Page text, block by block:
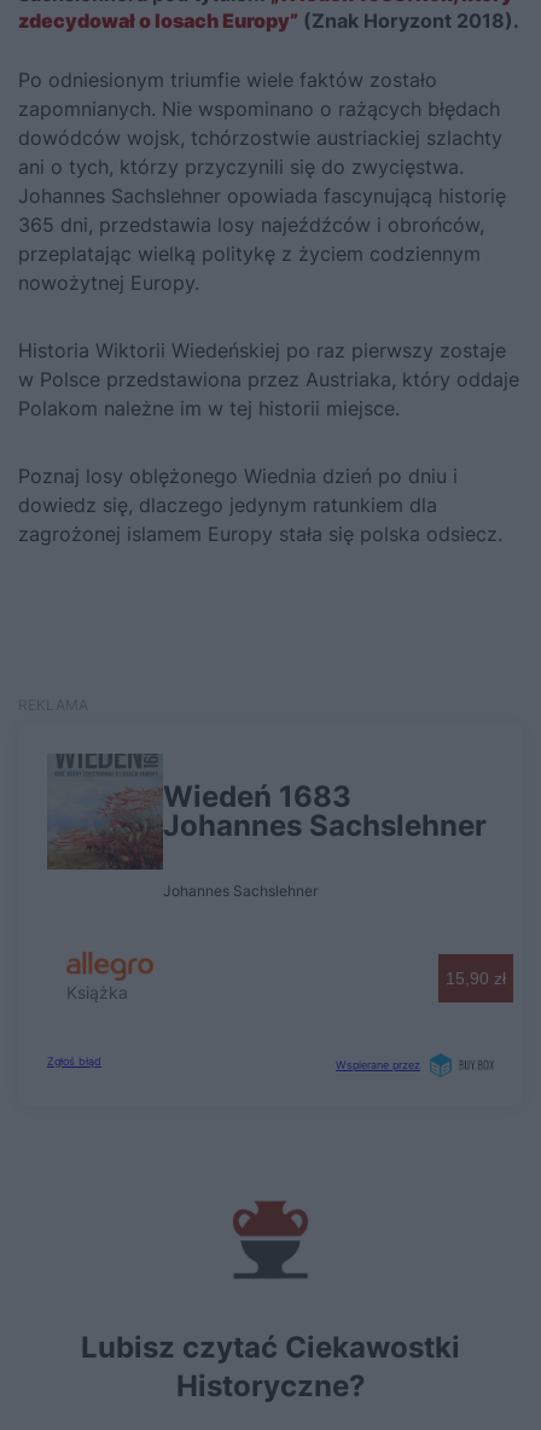
zdecydował o losach Europy” (Znak Horyzont 2018).
Po odniesionym triumfie wiele faktów zostało
zapomnianych. Nie wspominano o rażących błędach
dowódców wojsk, tchórzostwie austriackiej szlachty
ani o tych, którzy przyczynili się do zwycięstwa.
Johannes Sachslehner opowiada fascynującą historię
365 dni, przedstawia losy najeźdźców i obrońców,
przeplatając wielką politykę z życiem codziennym
nowożytnej Europy.
Historia Wiktorii Wiedeńskiej po raz pierwszy zostaje
w Polsce przedstawiona przez Austriaka, który oddaje
Polakom należne im w tej historii miejsce.
Poznaj losy oblężonego Wiednia dzień po dniu i
dowiedz się, dlaczego jedynym ratunkiem dla
zagrożonej islamem Europy stała się polska odsiecz.